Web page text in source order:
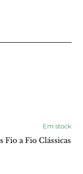
Em stock
Fio a Fio Clássicas